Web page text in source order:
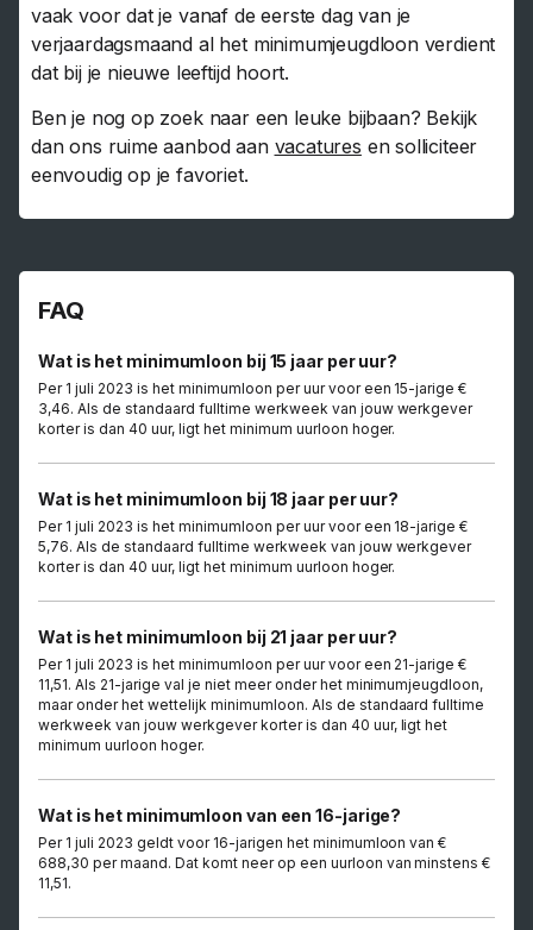
vaak voor dat je vanaf de eerste dag van je
verjaardagsmaand al het minimumjeugdloon verdient
dat bij je nieuwe leeftijd hoort.
Ben je nog op zoek naar een leuke bijbaan? Bekijk
dan ons ruime aanbod aan vacatures en solliciteer
eenvoudig op je favoriet.
FAQ
Wat is het minimumloon bij 15 jaar per uur?
Per 1 juli 2023 is het minimumloon per uur voor een 15-jarige €
3,46. Als de standaard fulltime werkweek van jouw werkgever
korter is dan 40 uur, ligt het minimum uurloon hoger.
Wat is het minimumloon bij 18 jaar per uur?
Per 1 juli 2023 is het minimumloon per uur voor een 18-jarige €
5,76. Als de standaard fulltime werkweek van jouw werkgever
korter is dan 40 uur, ligt het minimum uurloon hoger.
Wat is het minimumloon bij 21 jaar per uur?
Per 1 juli 2023 is het minimumloon per uur voor een 21-jarige €
11,51. Als 21-jarige val je niet meer onder het minimumjeugdloon,
maar onder het wettelijk minimumloon. Als de standaard fulltime
werkweek van jouw werkgever korter is dan 40 uur, ligt het
minimum uurloon hoger.
Wat is het minimumloon van een 16-jarige?
Per 1 juli 2023 geldt voor 16-jarigen het minimumloon van €
688,30 per maand. Dat komt neer op een uurloon van minstens €
11,51.